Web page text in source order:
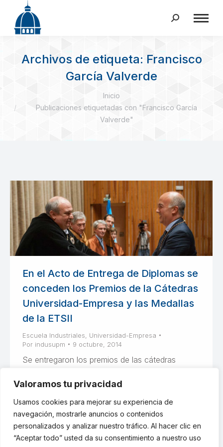
Valoramos tu privacidad
Usamos cookies para mejorar su experiencia de
navegación, mostrarle anuncios o contenidos
personalizados y analizar nuestro tráfico. Al hacer clic en
“Aceptar todo” usted da su consentimiento a nuestro uso
Buscar:
Archivos de etiqueta: Francisco
García Valverde
Inicio
Publicaciones etiquetadas con "Francisco García
Valverde"
En el Acto de Entrega de Diplomas se
conceden los Premios de la Cátedras
Universidad-Empresa y las Medallas
de la ETSII
Escuela Industriales
Universidad-Empresa
Por indusupm 9 octubre, 2014
Se entregaron los premios de las cátedras
fundaciones Repsol y Elecnor además de las
medallas de Escuela Industriales UPM